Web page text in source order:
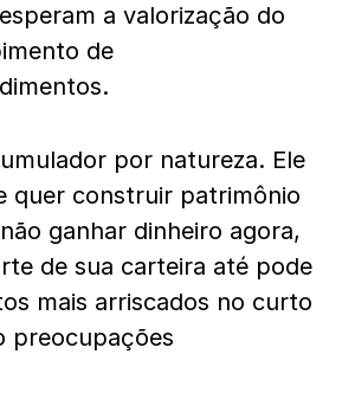
a valorização do
de
por natureza. Ele
quer construir patrimônio
ganhar dinheiro agora,
de sua carteira até pode
mais arriscados no curto
preocupações